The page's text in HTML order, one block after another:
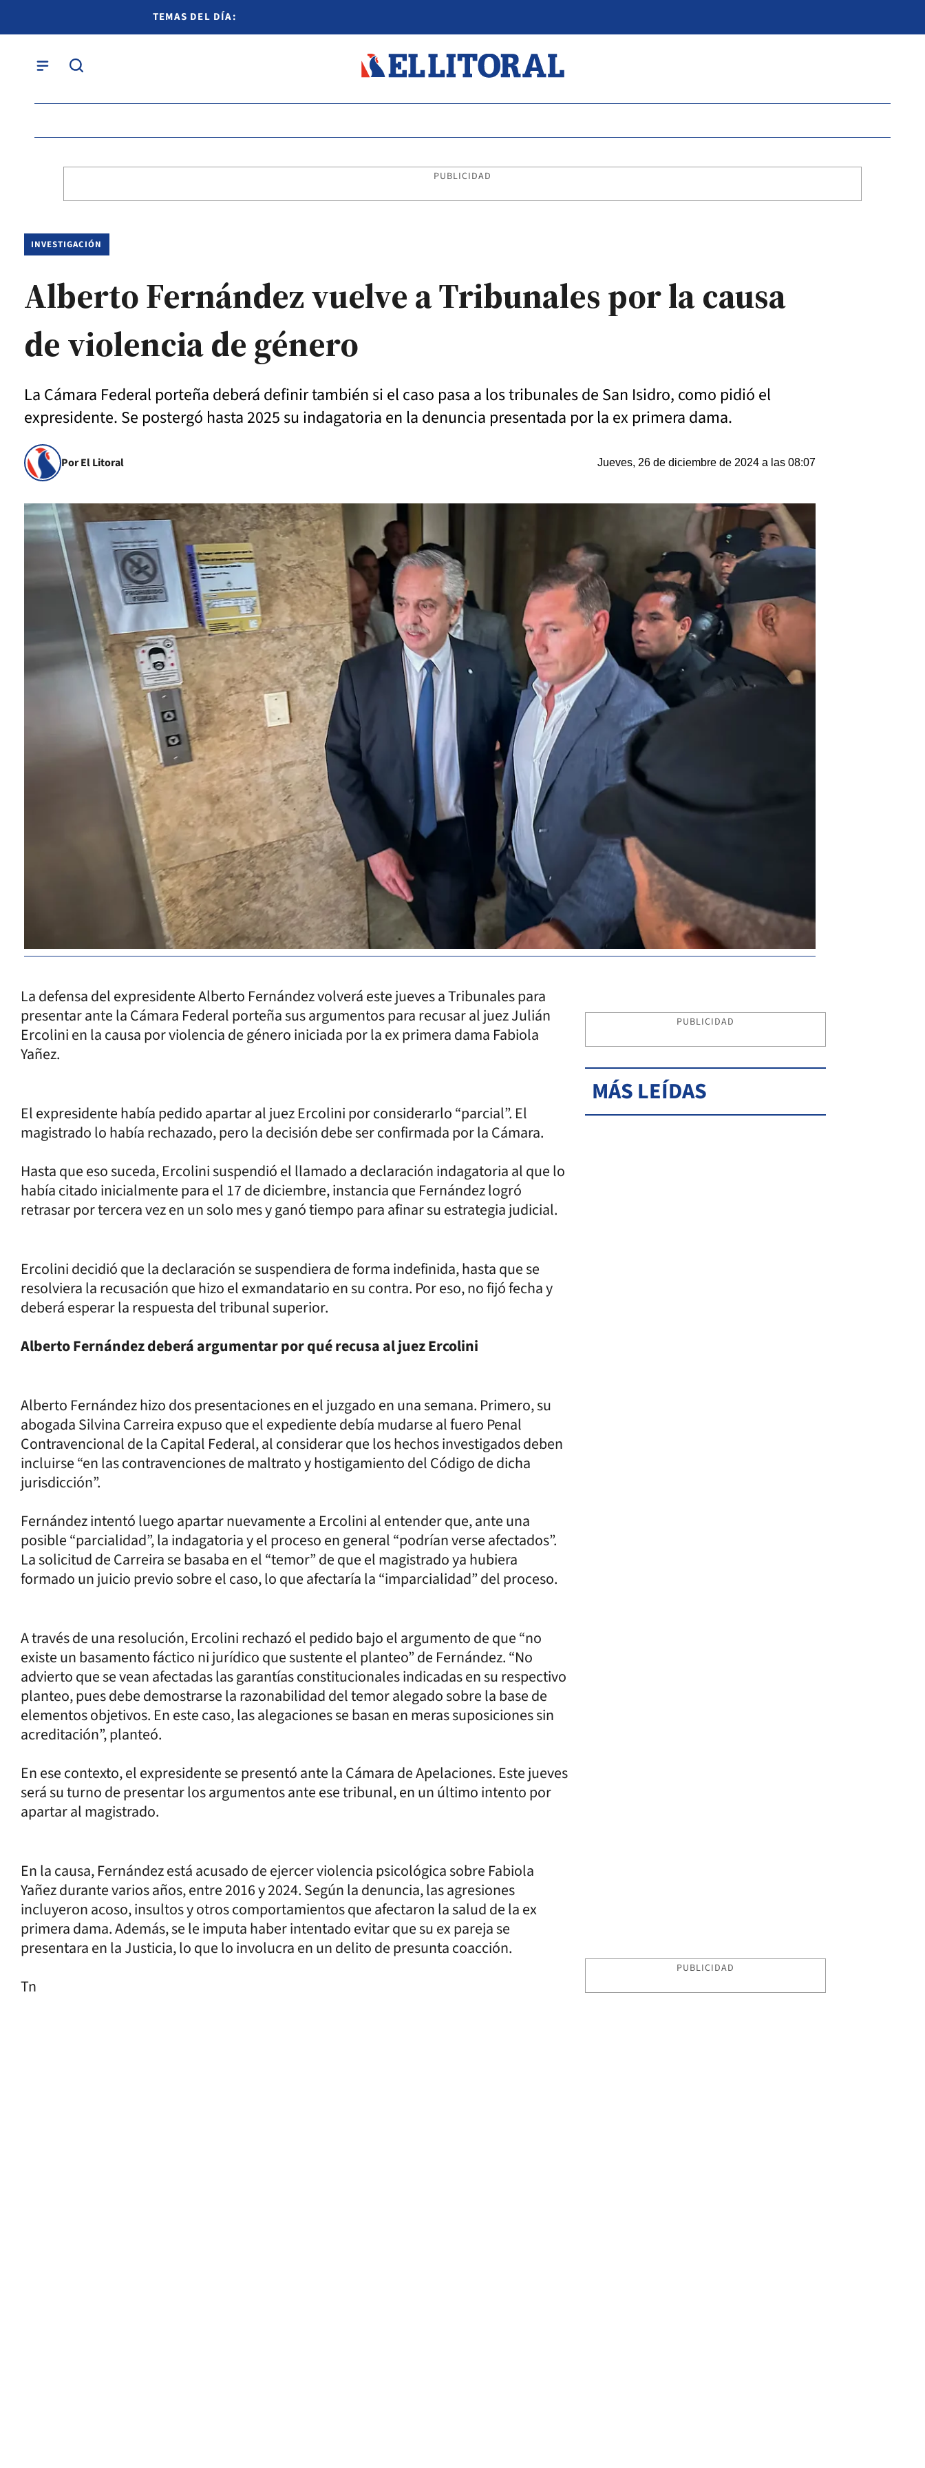
TEMAS DEL DÍA:
PUBLICIDAD
INVESTIGACIÓN
Alberto Fernández vuelve a Tribunales por la causa
de violencia de género
La Cámara Federal porteña deberá definir también si el caso pasa a los tribunales de San Isidro, como pidió el
expresidente. Se postergó hasta 2025 su indagatoria en la denuncia presentada por la ex primera dama.
Por El Litoral Jueves, 26 de diciembre de 2024 a las 08:07
La defensa del expresidente Alberto Fernández volverá este jueves a Tribunales para
presentar ante la Cámara Federal porteña sus argumentos para recusar al juez Julián
Ercolini en la causa por violencia de género iniciada por la ex primera dama Fabiola
Yañez.
El expresidente había pedido apartar al juez Ercolini por considerarlo “parcial”. El
magistrado lo había rechazado, pero la decisión debe ser confirmada por la Cámara.
Hasta que eso suceda, Ercolini suspendió el llamado a declaración indagatoria al que lo
había citado inicialmente para el 17 de diciembre, instancia que Fernández logró
retrasar por tercera vez en un solo mes y ganó tiempo para afinar su estrategia judicial.
Ercolini decidió que la declaración se suspendiera de forma indefinida, hasta que se
resolviera la recusación que hizo el exmandatario en su contra. Por eso, no fijó fecha y
deberá esperar la respuesta del tribunal superior.
Alberto Fernández deberá argumentar por qué recusa al juez Ercolini
Alberto Fernández hizo dos presentaciones en el juzgado en una semana. Primero, su
abogada Silvina Carreira expuso que el expediente debía mudarse al fuero Penal
Contravencional de la Capital Federal, al considerar que los hechos investigados deben
incluirse “en las contravenciones de maltrato y hostigamiento del Código de dicha
jurisdicción”.
Fernández intentó luego apartar nuevamente a Ercolini al entender que, ante una
posible “parcialidad”, la indagatoria y el proceso en general “podrían verse afectados”.
La solicitud de Carreira se basaba en el “temor” de que el magistrado ya hubiera
formado un juicio previo sobre el caso, lo que afectaría la “imparcialidad” del proceso.
A través de una resolución, Ercolini rechazó el pedido bajo el argumento de que “no
existe un basamento fáctico ni jurídico que sustente el planteo” de Fernández. “No
advierto que se vean afectadas las garantías constitucionales indicadas en su respectivo
planteo, pues debe demostrarse la razonabilidad del temor alegado sobre la base de
elementos objetivos. En este caso, las alegaciones se basan en meras suposiciones sin
acreditación”, planteó.
En ese contexto, el expresidente se presentó ante la Cámara de Apelaciones. Este jueves
será su turno de presentar los argumentos ante ese tribunal, en un último intento por
apartar al magistrado.
En la causa, Fernández está acusado de ejercer violencia psicológica sobre Fabiola
Yañez durante varios años, entre 2016 y 2024. Según la denuncia, las agresiones
incluyeron acoso, insultos y otros comportamientos que afectaron la salud de la ex
primera dama. Además, se le imputa haber intentado evitar que su ex pareja se
presentara en la Justicia, lo que lo involucra en un delito de presunta coacción.
Tn
PUBLICIDAD
MÁS LEÍDAS
PUBLICIDAD